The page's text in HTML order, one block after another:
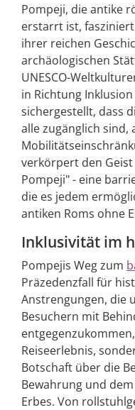
Pompeji, die antike
erstarrt ist,
ihrer reichen
archäologischen
UNESCO-
in Richtung
sichergestellt, dass
alle zugänglich sind,
verkörpert den
Pompeji" - eine
die es jedem
antiken Roms ohne
Inklusivität im
Pompejis Weg zum
Präzedenzfall für
Anstrengungen, die
Besuchern mit
Reiseerlebnis,
Botschaft über die
Bewahrung und
Erbes. Von